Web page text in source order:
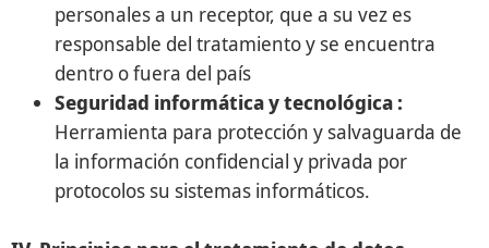
personales a un receptor, que a su vez es
responsable del tratamiento y se encuentra
dentro o fuera del país
Seguridad informática y tecnológica :
Herramienta para protección y salvaguarda de
la información confidencial y privada por
protocolos su sistemas informáticos.